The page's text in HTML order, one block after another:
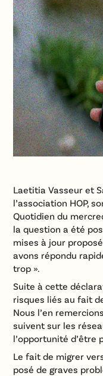
Laetitia Vasseur et
l’association HOP,
Quotidien du
la question a été
mises à jour
avons répondu
trop ».
Suite à cette
risques liés au fait
Nous l’en
suivent sur les
l’opportunité d’être
Le fait de migrer
posé de graves